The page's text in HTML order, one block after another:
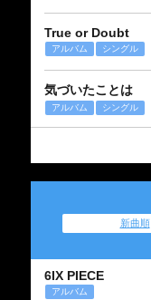
True or Doubt
アルバム シングル
気づいたことは
アルバム シングル
新曲順
6IX PIECE
アルバム